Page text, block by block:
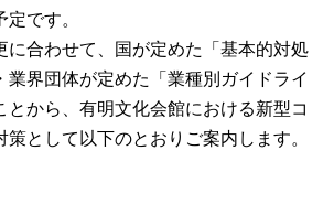
です。
に合わせて、国が定めた「基本的対処
業界団体が定めた「業種別ガイドライ
とから、有明文化会館における新型コ
策として 以下のとおりご案内します。